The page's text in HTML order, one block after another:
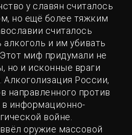
у славян считалось
но ещё более тяжким
считалось
алкоголь и им убивать
миф придумали не
но и исконные враги
Алкоголизация России,
направленного против
в информационно-
войне.
оружие массовой